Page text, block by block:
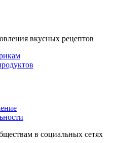
вкусных рецептов
в социальных сетях